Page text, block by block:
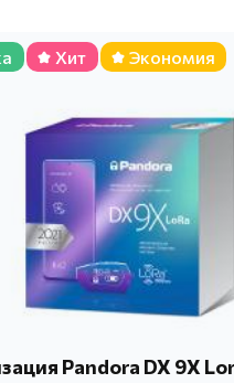
Хит Экономия
Pandora DX 9X